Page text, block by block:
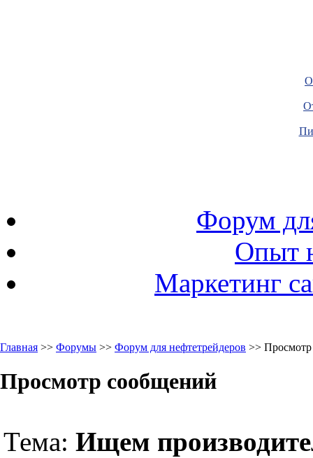
Форум
Опыт
Маркетинг
Главная >> Форумы >> Форум для нефтетрейдеров >>
Просмотр сообщений
Тема: Ищем